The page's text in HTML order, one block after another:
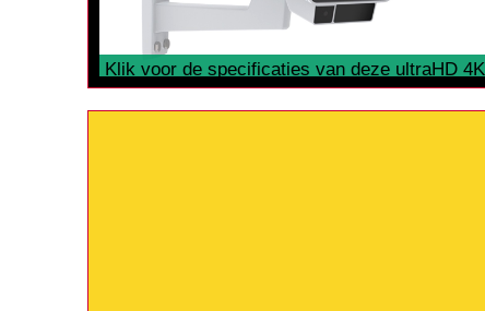
Klik voor de specificaties van deze ultraHD 4K